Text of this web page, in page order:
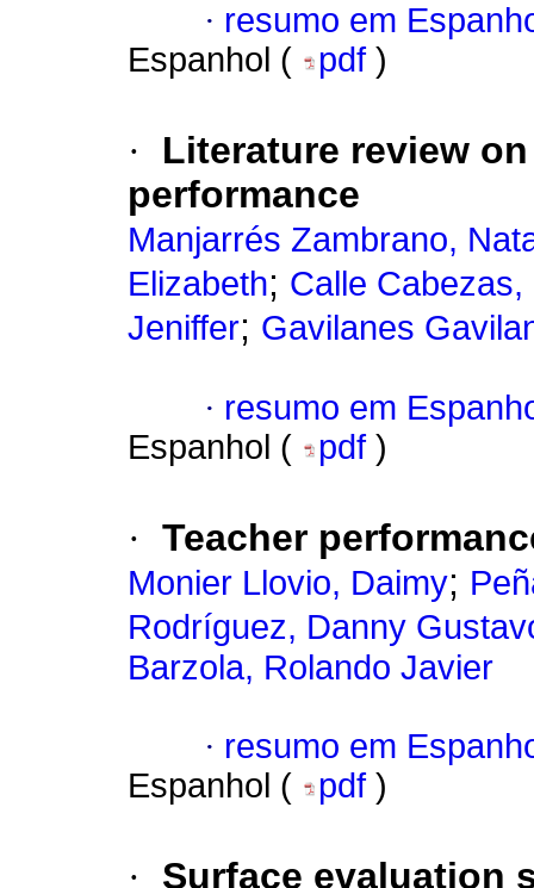
· resumo em
Espanhol (
pdf )
·
Literature review
performance
Manjarrés Zambrano,
Elizabeth; Calle
Jeniffer; Gavilanes
· resumo em
Espanhol (
pdf )
· Teacher
Monier Llovio, Daimy;
Rodríguez, Danny
Barzola, Rolando Javier
· resumo em
Espanhol (
pdf )
· Surface evaluation